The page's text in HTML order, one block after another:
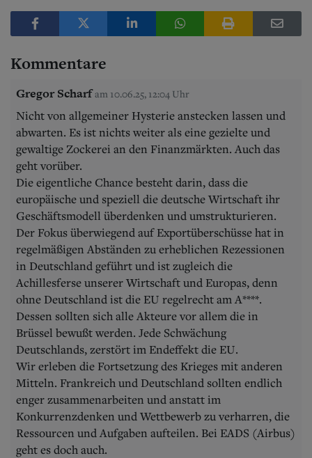
Kommentare
Gregor Scharf am 10.06.25, 12:04 Uhr
Nicht von allgemeiner Hysterie anstecken lassen und
abwarten. Es ist nichts weiter als eine gezielte und
gewaltige Zockerei an den Finanzmärkten. Auch das
geht vorüber.
Die eigentliche Chance besteht darin, dass die
europäische und speziell die deutsche Wirtschaft ihr
Geschäftsmodell überdenken und umstrukturieren.
Der Fokus überwiegend auf Exportüberschüsse hat in
regelmäßigen Abständen zu erheblichen Rezessionen
in Deutschland geführt und ist zugleich die
Achillesferse unserer Wirtschaft und Europas, denn
ohne Deutschland ist die EU regelrecht am A****.
Dessen sollten sich alle Akteure vor allem die in
Brüssel bewußt werden. Jede Schwächung
Deutschlands, zerstört im Endeffekt die EU.
Wir erleben die Fortsetzung des Krieges mit anderen
Mitteln. Frankreich und Deutschland sollten endlich
enger zusammenarbeiten und anstatt im
Konkurrenzdenken und Wettbewerb zu verharren, die
Ressourcen und Aufgaben aufteilen. Bei EADS (Airbus)
geht es doch auch.